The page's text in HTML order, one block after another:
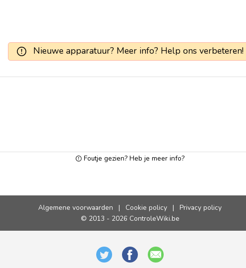
Nieuwe apparatuur? Meer info? Help ons verbeteren!
Foutje gezien? Heb je meer info?
Algemene voorwaarden | Cookie policy |
Privacy policy
© 2013 - 2026 ControleWiki.be